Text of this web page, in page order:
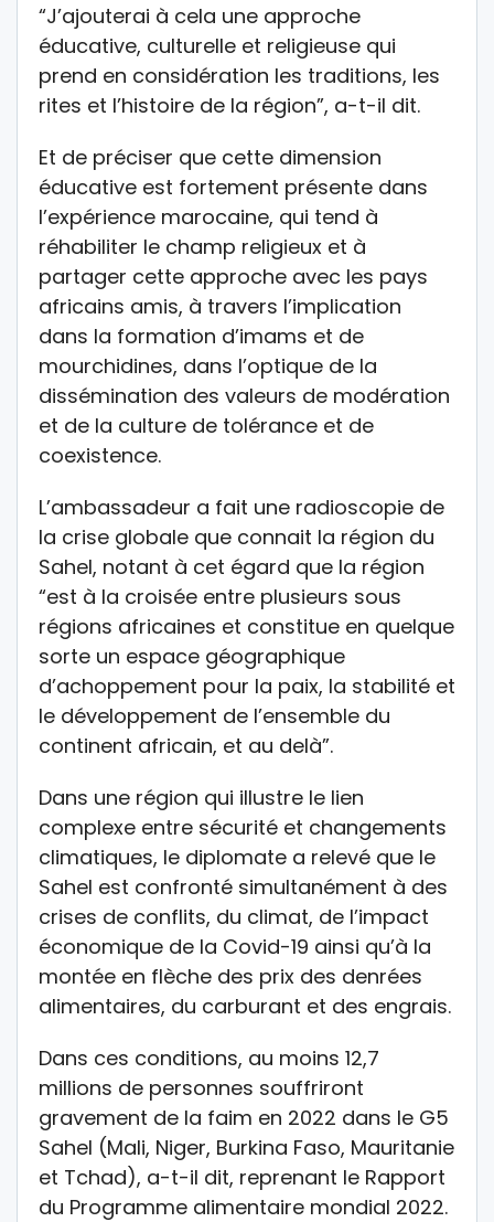
“J’ajouterai à cela une approche
éducative, culturelle et religieuse qui
prend en considération les traditions, les
rites et l’histoire de la région”, a-t-il dit.
Et de préciser que cette dimension
éducative est fortement présente dans
l’expérience marocaine, qui tend à
réhabiliter le champ religieux et à
partager cette approche avec les pays
africains amis, à travers l’implication
dans la formation d’imams et de
mourchidines, dans l’optique de la
dissémination des valeurs de modération
et de la culture de tolérance et de
coexistence.
L’ambassadeur a fait une radioscopie de
la crise globale que connait la région du
Sahel, notant à cet égard que la région
“est à la croisée entre plusieurs sous
régions africaines et constitue en quelque
sorte un espace géographique
d’achoppement pour la paix, la stabilité et
le développement de l’ensemble du
continent africain, et au delà”.
Dans une région qui illustre le lien
complexe entre sécurité et changements
climatiques, le diplomate a relevé que le
Sahel est confronté simultanément à des
crises de conflits, du climat, de l’impact
économique de la Covid-19 ainsi qu’à la
montée en flèche des prix des denrées
alimentaires, du carburant et des engrais.
Dans ces conditions, au moins 12,7
millions de personnes souffriront
gravement de la faim en 2022 dans le G5
Sahel (Mali, Niger, Burkina Faso, Mauritanie
et Tchad), a-t-il dit, reprenant le Rapport
du Programme alimentaire mondial 2022.